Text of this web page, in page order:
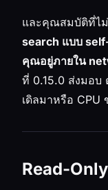
และคุณสมบัติที่ไม่
search แบบ
คุณอยู่ภายใน
ที่ 0.15.0 ส่งมอบ
เดิลมาหรือ
Read-